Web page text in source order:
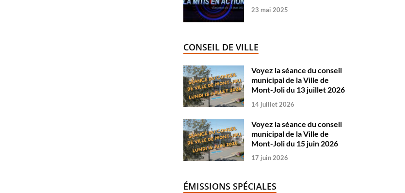
23 mai 2025
CONSEIL DE VILLE
Voyez la séance du conseil
municipal de la Ville de
Mont-Joli du 13 juillet 2026
14 juillet 2026
Voyez la séance du conseil
municipal de la Ville de
Mont-Joli du 15 juin 2026
17 juin 2026
ÉMISSIONS SPÉCIALES